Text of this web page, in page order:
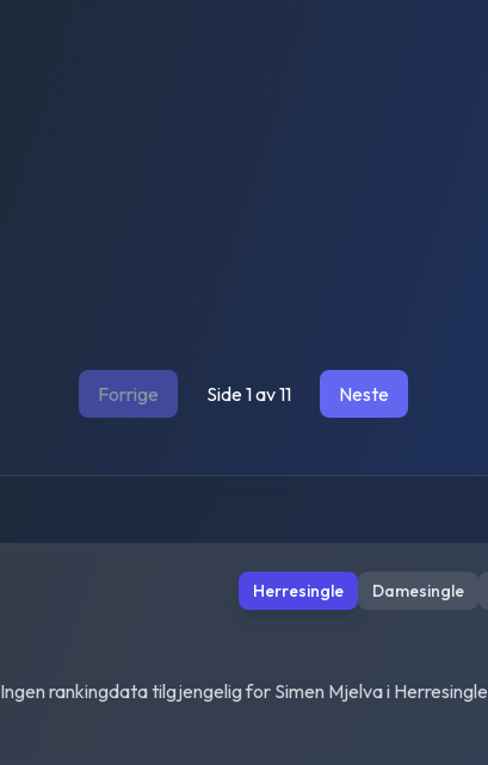
Forrige Side1av11 Neste
Herresingle Damesingle
Ingen rankingdata tilgjengelig for Simen Mjelvai Herresingle